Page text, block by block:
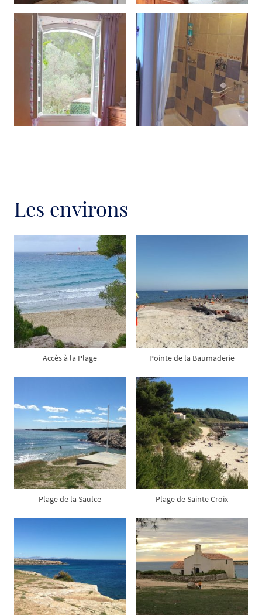
Les environs
Accès à la Plage Pointe de la Baumaderie
Plage de la Saulce Plage de Sainte Croix